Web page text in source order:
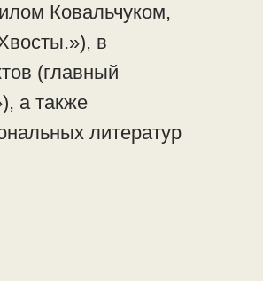
Ковальчуком,
в
(главный
а также
литератур